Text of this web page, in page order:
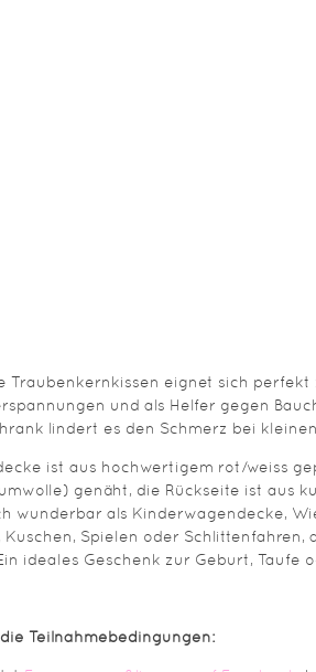
Traubenkernkissen eignet sich
und als Helfer gegen
lindert es den Schmerz bei
ist aus hochwertigem rot/weiss
genäht, die Rückseite ist aus
wunderbar als Kinderwagendecke,
Kuschen, Spielen oder Schlittenfahren,
ideales Geschenk zur Geburt, Taufe
Teilnahmebedingungen: